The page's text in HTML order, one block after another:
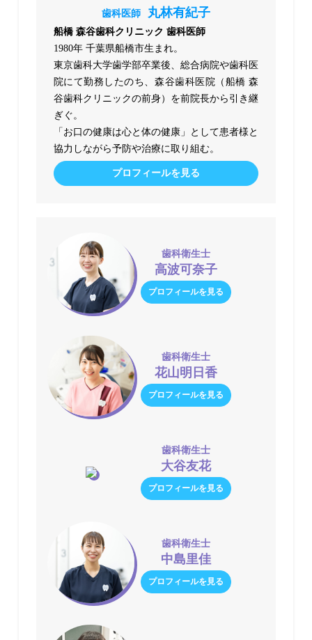
歯科医師 丸林有紀子
船橋 森谷歯科クリニック 歯科医師
1980年 千葉県船橋市生まれ。
東京歯科大学歯学部卒業後、総合病院や歯科医
院にて勤務したのち、森谷歯科医院（船橋 森
谷歯科クリニックの前身）を前院長から引き継
ぎぐ。
「お口の健康は心と体の健康」として患者様と
協力しながら予防や治療に取り組む。
プロフィールを見る
歯科衛生士
高波可奈子
プロフィールを見る
歯科衛生士
花山明日香
プロフィールを見る
歯科衛生士
大谷友花
プロフィールを見る
歯科衛生士
中島里佳
プロフィールを見る